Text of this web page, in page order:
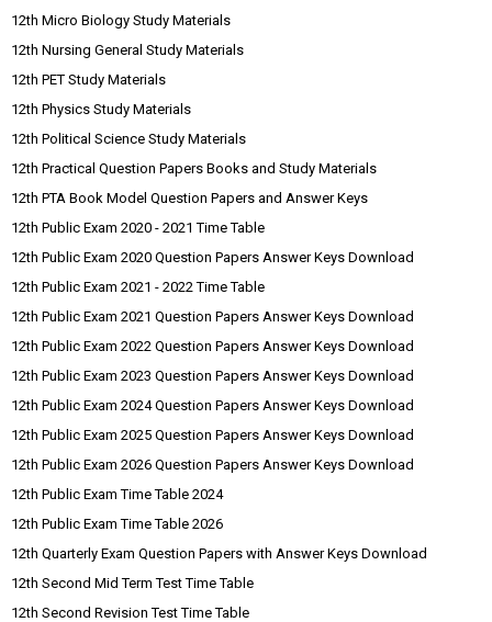
12th Micro Biology Study Materials
12th Nursing General Study Materials
12th PET Study Materials
12th Physics Study Materials
12th Political Science Study Materials
12th Practical Question Papers Books and Study Materials
12th PTA Book Model Question Papers and Answer Keys
12th Public Exam 2020 - 2021 Time Table
12th Public Exam 2020 Question Papers Answer Keys Download
12th Public Exam 2021 - 2022 Time Table
12th Public Exam 2021 Question Papers Answer Keys Download
12th Public Exam 2022 Question Papers Answer Keys Download
12th Public Exam 2023 Question Papers Answer Keys Download
12th Public Exam 2024 Question Papers Answer Keys Download
12th Public Exam 2025 Question Papers Answer Keys Download
12th Public Exam 2026 Question Papers Answer Keys Download
12th Public Exam Time Table 2024
12th Public Exam Time Table 2026
12th Quarterly Exam Question Papers with Answer Keys Download
12th Second Mid Term Test Time Table
12th Second Revision Test Time Table